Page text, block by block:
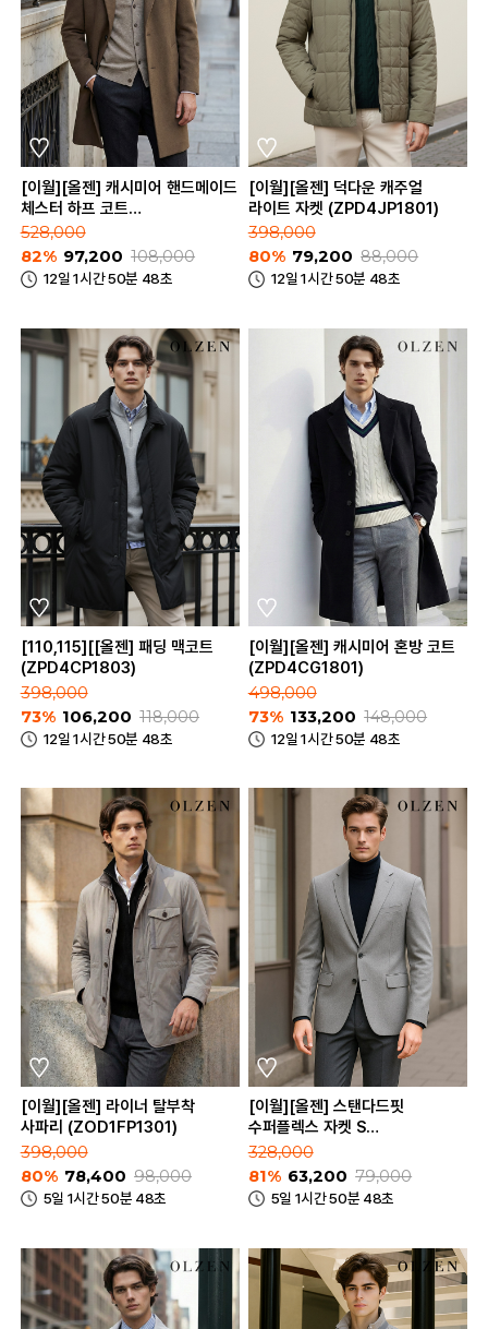
[이월][올젠] 캐시미어 핸드메이드
체스터 하프 코트
(ZOD4CG1303)
528,000
82% 97,200 108,000
12일 1시간 50분 48초
[이월][올젠] 덕다운 캐주얼
라이트 자켓 (ZPD4JP1801)
398,000
80% 79,200 88,000
12일 1시간 50분 48초
[110,115][[올젠] 패딩 맥코트
(ZPD4CP1803)
398,000
73% 106,200 118,000
12일 1시간 50분 48초
[이월][올젠] 캐시미어 혼방 코트
(ZPD4CG1801)
498,000
73% 133,200 148,000
12일 1시간 50분 48초
[이월][올젠] 라이너 탈부착
사파리 (ZOD1FP1301)
398,000
80% 78,400 98,000
5일 1시간 50분 48초
[이월][올젠] 스탠다드핏
수퍼플렉스 자켓 S
(ZOD1KG1311)
328,000
81% 63,200 79,000
5일 1시간 50분 48초